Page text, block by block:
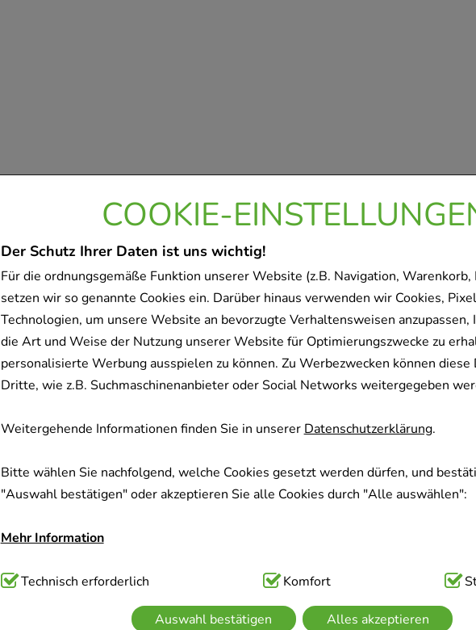
COOKIE-
Der Schutz Ihrer Daten ist uns wichtig!
Für die ordnungsgemäße Funktion unserer Website (z.B. Navigation, Warenkorb,
setzen wir so genannte Cookies ein. Darüber hinaus verwenden wir Cookies,
Technologien, um unsere Website an bevorzugte Verhaltensweisen anzupassen,
die Art und Weise der Nutzung unserer Website für Optimierungszwecke zu
personalisierte Werbung ausspielen zu können. Zu Werbezwecken können diese
Dritte, wie z.B. Suchmaschinenanbieter oder Social Networks weitergegeben
Weitergehende Informationen finden Sie in unsererDatenschutzerklärung.
Bitte wählen Sie nachfolgend, welche Cookies gesetzt werden dürfen, und
"Auswahl bestätigen" oder akzeptieren Sie alle Cookies durch "Alle auswählen":
Mehr Information
Technisch Notwendig:Hierbei handelt es sich um Cookies, die für die
Website notwendig sind (z.B. Navigation, Warenkorb, Kundenkonto), weshalb
verzichtet werden kann.
Technisch erforderlich Komfort
Auswahl bestätigen Alles akzeptieren